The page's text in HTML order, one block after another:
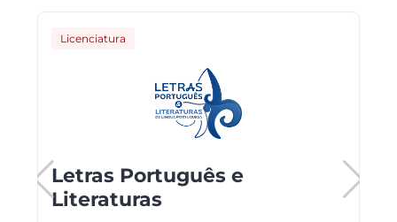
Licenciatura
Letras Português e
Literaturas